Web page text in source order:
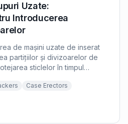
Uzate:
Introducerea
de mașini uzate de inserat
partițiilor și divizoarelor de
sticlelor în timpul
Case Erectors